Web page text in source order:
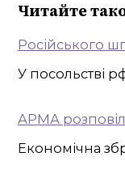
Читайте
Російського
У посольстві
АРМА
Економічна